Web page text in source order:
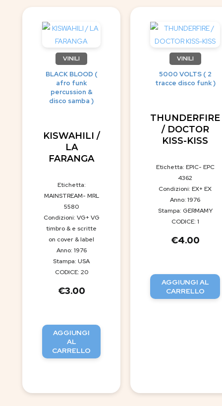
VINILI
BLACK BLOOD (
afro funk
percussion &
disco samba )
KISWAHILI /
LA
FARANGA
Etichetta:
MAINSTREAM- MRL
5580
Condizioni: VG+ VG
timbro & e scritte
on cover & label
Anno: 1976
Stampa: USA
CODICE: 20
€3.00
AGGIUNGI
AL
CARRELLO
VINILI
5000 VOLTS ( 2
tracce disco funk )
THUNDERFIRE
/ DOCTOR
KISS-KISS
Etichetta: EPIC- EPC
4362
Condizioni: EX+ EX
Anno: 1976
Stampa: GERMAMY
CODICE: 1
€4.00
AGGIUNGI AL
CARRELLO